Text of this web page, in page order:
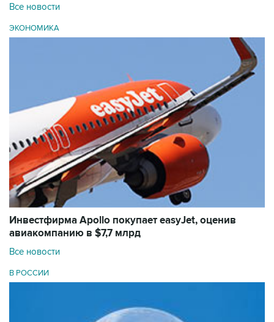
Все новости
ЭКОНОМИКА
Инвестфирма Apollo покупает easyJet, оценив
авиакомпанию в $7,7 млрд
Все новости
В РОССИИ